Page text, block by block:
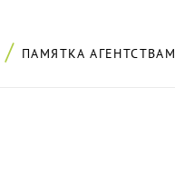
ПАМЯТКА АГЕНТСТВАМ